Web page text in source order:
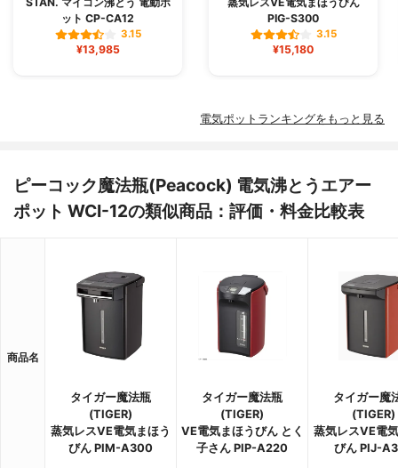
ット CP-CA12
3.15
¥13,985
PIG-S300
3.15
¥15,180
電気ポットランキングをもっと見る
ピーコック魔法瓶(Peacock) 電気沸とうエアー
ポット WCI-12の類似商品：評価・料金比較表
商品名
タイガー魔法瓶
(TIGER)
蒸気レスVE電気まほう
びん PIM-A300
タイガー魔法瓶
(TIGER)
VE電気まほうびん とく
子さん PIP-A220
タイガー魔
(TIGER)
蒸気レスVE電
びん PIJ-